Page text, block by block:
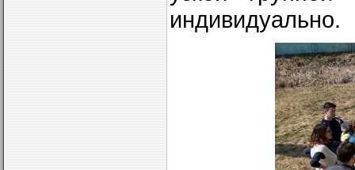
индивидуально.